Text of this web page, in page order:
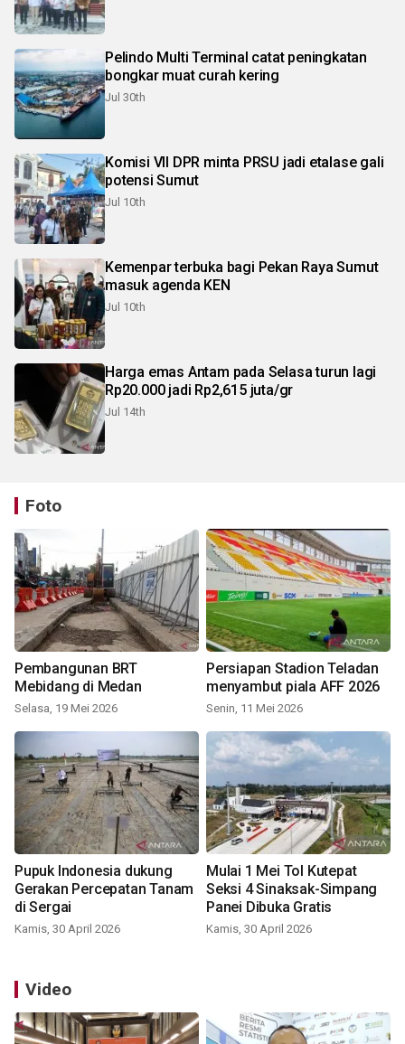
Pelindo Multi Terminal catat peningkatan
bongkar muat curah kering
Jul 30th
Komisi VII DPR minta PRSU jadi etalase gali
potensi Sumut
Jul 10th
Kemenpar terbuka bagi Pekan Raya Sumut
masuk agenda KEN
Jul 10th
Harga emas Antam pada Selasa turun lagi
Rp20.000 jadi Rp2,615 juta/gr
Jul 14th
Foto
Pembangunan BRT
Mebidang di Medan
Selasa, 19 Mei 2026
Persiapan Stadion Teladan
menyambut piala AFF 2026
Senin, 11 Mei 2026
Pupuk Indonesia dukung
Gerakan Percepatan Tanam
di Sergai
Kamis, 30 April 2026
Mulai 1 Mei Tol Kutepat
Seksi 4 Sinaksak-Simpang
Panei Dibuka Gratis
Kamis, 30 April 2026
Video